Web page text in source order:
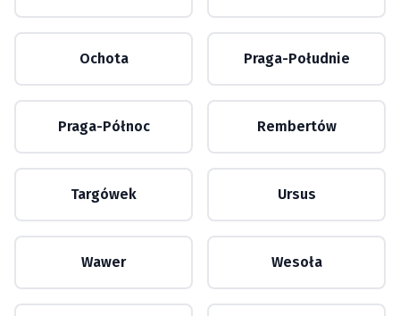
Ochota Praga-Południe
Praga-Północ Rembertów
Targówek Ursus
Wawer Wesoła